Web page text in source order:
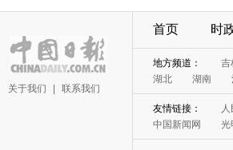
关于我们 联系我们
首页 时
地方频道： 吉
湖北
湖南
友情链接： 人
中国新闻网
光